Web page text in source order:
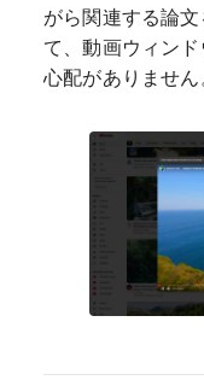
がら関連する論
て、動画ウィン
心配がありません